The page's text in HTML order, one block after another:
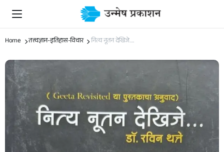
Home तत्त्वज्ञान-इतिहास-विचार नित्य नूतन देखिजे….